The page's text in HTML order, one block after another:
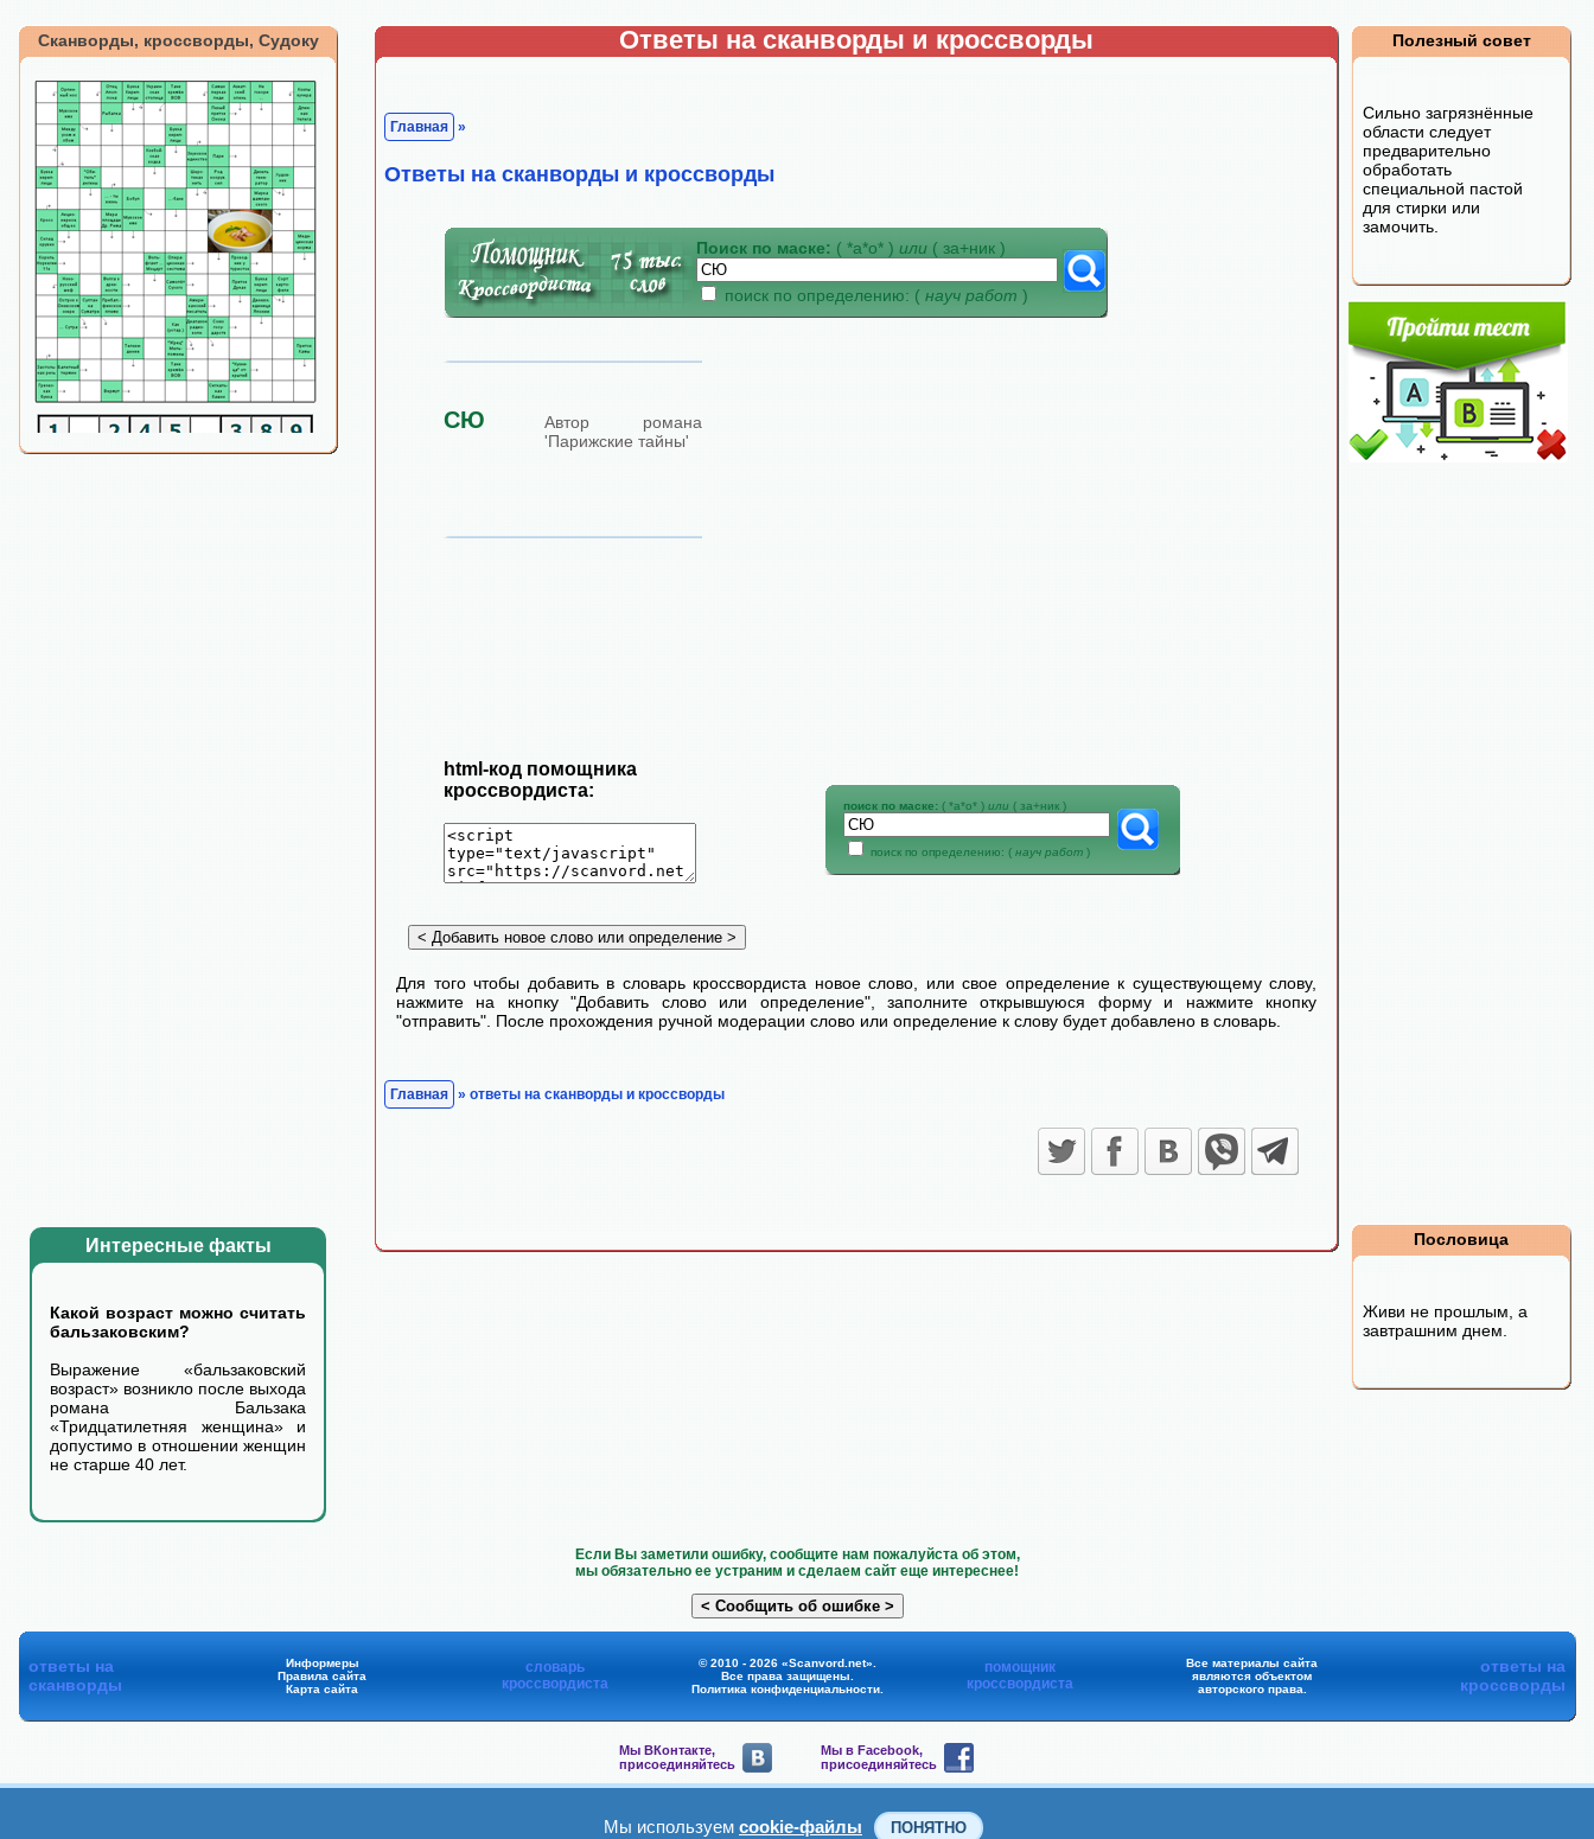
Сканворды, кроссворды, Судоку
Интересные факты
Какой возраст можно считать
бальзаковским?
Выражение «бальзаковский
возраст» возникло после выхода
романа Бальзака
«Тридцатилетняя женщина» и
допустимо в отношении женщин
не старше 40 лет.
Ответы на сканворды и кроссворды
Главная »
Ответы на сканворды и кроссворды
Поиск по маске: ( *а*о* ) или ( за+ник )
поиск по определению: ( науч работ )
СЮ
Автор романа
'Парижские тайны'
html-код помощника
кроссвордиста:
поиск по маске: ( *а*о* ) или ( за+ник )
поиск по определению: ( науч работ )
Для того чтобы добавить в словарь кроссвордиста новое слово, или свое определение к существующему слову,
нажмите на кнопку "Добавить слово или определение", заполните открывшуюся форму и нажмите кнопку
"отправить". После прохождения ручной модерации слово или определение к слову будет добавлено в словарь.
Главная » ответы на сканворды и кроссворды
Полезный совет
Сильно загрязнённые
области следует
предварительно
обработать
специальной пастой
для стирки или
замочить.
Пословица
Живи не прошлым, а
завтрашним днем.
Если Вы заметили ошибку, сообщите нам пожалуйста об этом,
мы обязательно ее устраним и сделаем сайт еще интереснее!
ответы на
сканворды
Информеры
Правила сайта
Карта сайта
словарь
кроссвордиста
© 2010 - 2026 «Scanvord.net».
Все права защищены.
Политика конфиденциальности.
помощник
кроссвордиста
Все материалы сайта
являются объектом
авторского права.
ответы на
кроссворды
Мы ВКонтакте,
присоединяйтесь
Мы в Facebook,
присоединяйтесь
присоединяйтесь
Мы используем cookie-файлы ПОНЯТНО